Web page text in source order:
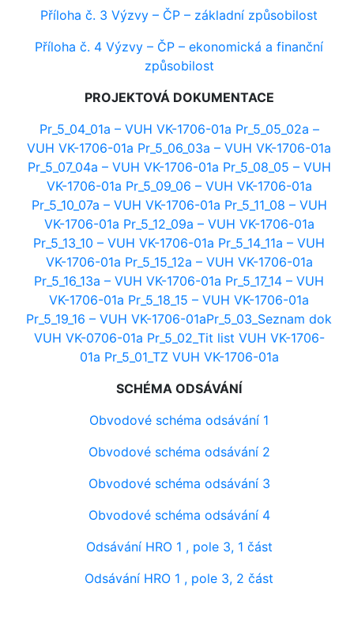
Příloha č. 3 Výzvy – ČP – základní způsobilost
Příloha č. 4 Výzvy – ČP – ekonomická a finanční
způsobilost
PROJEKTOVÁ DOKUMENTACE
Pr_5_04_01a – VUH VK-1706-01a Pr_5_05_02a –
VUH VK-1706-01a Pr_5_06_03a – VUH VK-1706-01a
Pr_5_07_04a – VUH VK-1706-01a Pr_5_08_05 – VUH
VK-1706-01a Pr_5_09_06 – VUH VK-1706-01a
Pr_5_10_07a – VUH VK-1706-01a Pr_5_11_08 – VUH
VK-1706-01a Pr_5_12_09a – VUH VK-1706-01a
Pr_5_13_10 – VUH VK-1706-01a Pr_5_14_11a – VUH
VK-1706-01a Pr_5_15_12a – VUH VK-1706-01a
Pr_5_16_13a – VUH VK-1706-01a Pr_5_17_14 – VUH
VK-1706-01a Pr_5_18_15 – VUH VK-1706-01a
Pr_5_19_16 – VUH VK-1706-01aPr_5_03_Seznam dok
VUH VK-0706-01a Pr_5_02_Tit list VUH VK-1706-
01a Pr_5_01_TZ VUH VK-1706-01a
SCHÉMA ODSÁVÁNÍ
Obvodové schéma odsávání 1
Obvodové schéma odsávání 2
Obvodové schéma odsávání 3
Obvodové schéma odsávání 4
Odsávání HRO 1 , pole 3, 1 část
Odsávání HRO 1 , pole 3, 2 část